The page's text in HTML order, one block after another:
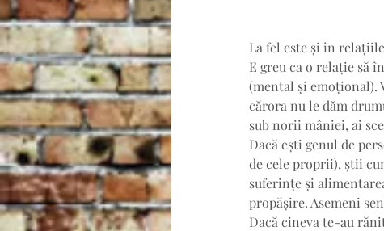
La fel este și în
E greu ca o relație să
(mental și emoțional).
cărora nu le dăm
sub norii mâniei, ai
Dacă ești genul de
de cele proprii), știi
suferințe și
propășire. Asemeni
Dacă cineva te-au